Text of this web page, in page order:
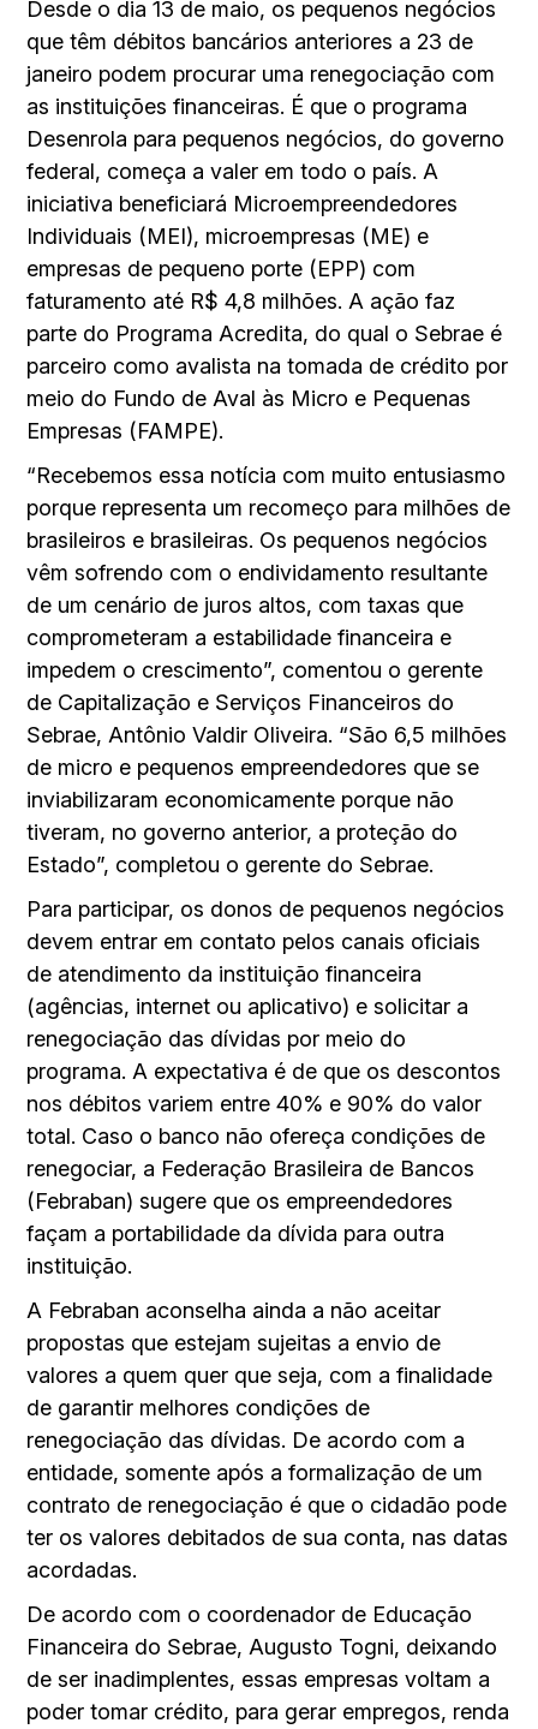
Desde o dia 13 de maio, os pequenos negócios
que têm débitos bancários anteriores a 23 de
janeiro podem procurar uma renegociação com
as instituições financeiras. É que o programa
Desenrola para pequenos negócios, do governo
federal, começa a valer em todo o país. A
iniciativa beneficiará Microempreendedores
Individuais (MEI), microempresas (ME) e
empresas de pequeno porte (EPP) com
faturamento até R$ 4,8 milhões. A ação faz
parte do Programa Acredita, do qual o Sebrae é
parceiro como avalista na tomada de crédito por
meio do Fundo de Aval às Micro e Pequenas
Empresas (FAMPE).
“Recebemos essa notícia com muito entusiasmo
porque representa um recomeço para milhões de
brasileiros e brasileiras. Os pequenos negócios
vêm sofrendo com o endividamento resultante
de um cenário de juros altos, com taxas que
comprometeram a estabilidade financeira e
impedem o crescimento”, comentou o gerente
de Capitalização e Serviços Financeiros do
Sebrae, Antônio Valdir Oliveira. “São 6,5 milhões
de micro e pequenos empreendedores que se
inviabilizaram economicamente porque não
tiveram, no governo anterior, a proteção do
Estado”, completou o gerente do Sebrae.
Para participar, os donos de pequenos negócios
devem entrar em contato pelos canais oficiais
de atendimento da instituição financeira
(agências, internet ou aplicativo) e solicitar a
renegociação das dívidas por meio do
programa. A expectativa é de que os descontos
nos débitos variem entre 40% e 90% do valor
total. Caso o banco não ofereça condições de
renegociar, a Federação Brasileira de Bancos
(Febraban) sugere que os empreendedores
façam a portabilidade da dívida para outra
instituição.
A Febraban aconselha ainda a não aceitar
propostas que estejam sujeitas a envio de
valores a quem quer que seja, com a finalidade
de garantir melhores condições de
renegociação das dívidas. De acordo com a
entidade, somente após a formalização de um
contrato de renegociação é que o cidadão pode
ter os valores debitados de sua conta, nas datas
acordadas.
De acordo com o coordenador de Educação
Financeira do Sebrae, Augusto Togni, deixando
de ser inadimplentes, essas empresas voltam a
poder tomar crédito, para gerar empregos, renda